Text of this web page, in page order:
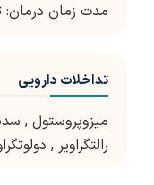
مدت زمان درمان: تا 2
تداخلات دارویی
میزوپروستول ,
رالتگراویر ,